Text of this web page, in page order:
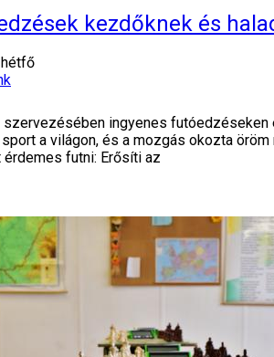
kezdőknek és
hétfő
ingyenes
a világon, és a mozgás okozta
érdemes futni: Erősíti az